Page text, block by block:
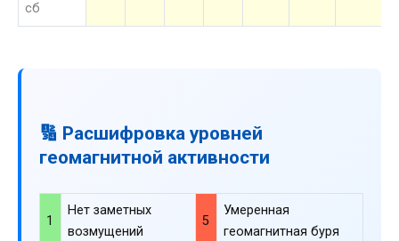
сб
🔢 Расшифровка уровней
геомагнитной активности
1
Нет заметных
возмущений
5
Умеренная
геомагнитная буря